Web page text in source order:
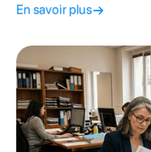
En savoir plus